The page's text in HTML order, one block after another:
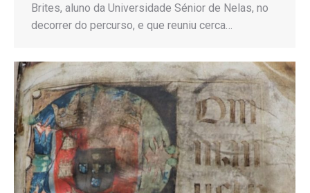
Brites, aluno da Universidade Sénior de Nelas, no
decorrer do percurso, e que reuniu cerca…